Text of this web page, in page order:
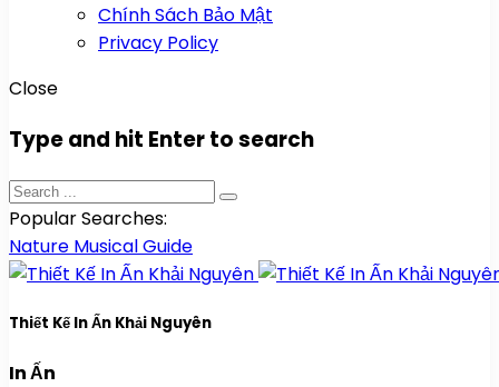
Chính Sách Bảo Mật
Privacy Policy
Close
Type and hit Enter to search
Popular Searches:
Nature MusicalGuide
Thiết Kế In Ấn Khải Nguyên
In Ấn